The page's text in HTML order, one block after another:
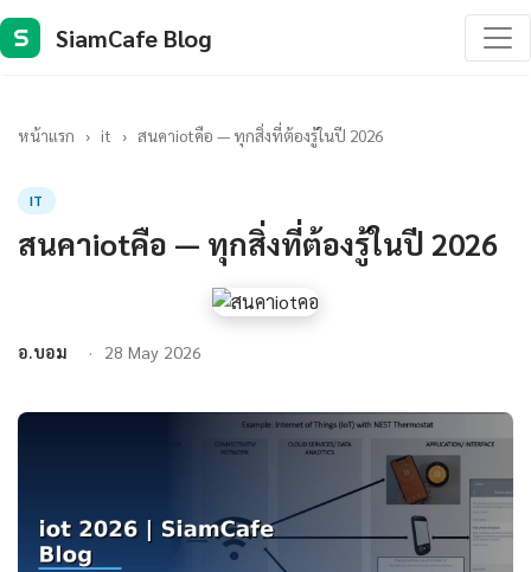
S SiamCafe Blog
หน้าแรก › it › สนคาiotคือ — ทุกสิ่งที่ต้องรู้ในปี 2026
IT
สนคาiotคือ — ทุกสิ่งที่ต้องรู้ในปี 2026
อ.บอม 28 May 2026